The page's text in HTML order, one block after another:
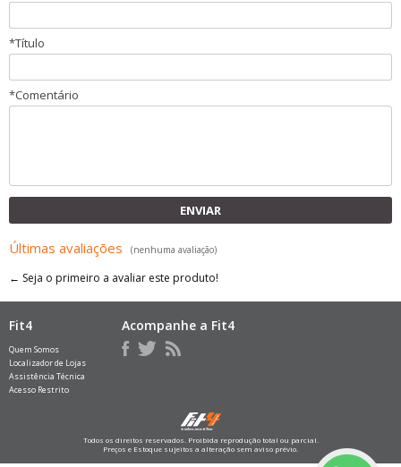
*Título
*Comentário
ENVIAR
Últimas avaliações (nenhuma avaliação)
← Seja o primeiro a avaliar este produto!
Fit4
Quem Somos
Localizador de Lojas
Assistência Técnica
Acesso Restrito
Acompanhe a Fit4
Todos os direitos reservados. Proibida reprodução total ou parcial.
Preços e Estoque sujeitos a alteração sem aviso prévio.